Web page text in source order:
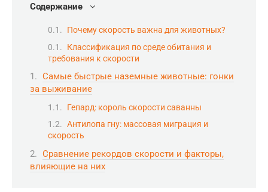
Содержание
Почему скорость важна для животных?
Классификация по среде обитания и
требования к скорости
Самые быстрые наземные животные: гонки
за выживание
Гепард: король скорости саванны
Антилопа гну: массовая миграция и
скорость
Сравнение рекордов скорости и факторы,
влияющие на них